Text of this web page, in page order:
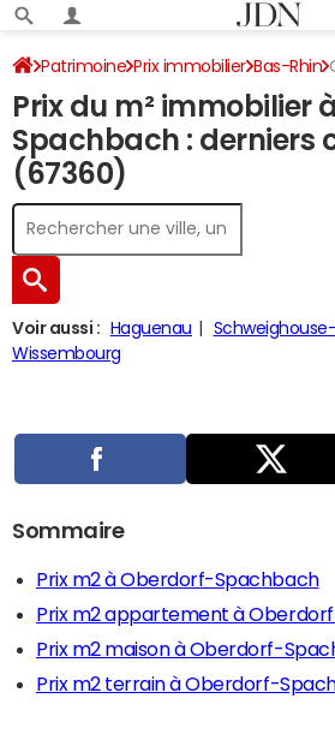
Patrimoine Prix immobilier Bas-Rhin
Prix du m² immobilier
Spachbach : derniers
(67360)
Voir aussi : Haguenau
Wissembourg
Sommaire
Prix m2 à Oberdorf-Spachbach
Prix m2 appartement à
Prix m2 maison à Oberdorf-
Prix m2 terrain à Oberdorf-